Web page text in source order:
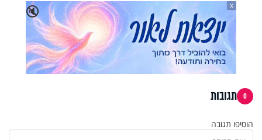
🔇
X
0 תגובות
הוסיפו תגובה